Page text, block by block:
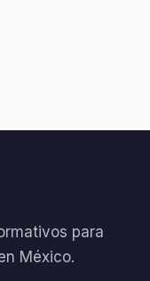
para
México.